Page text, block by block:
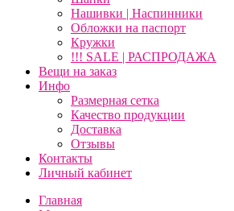
Нашивки | Наспинники
Обложки на паспорт
Кружки
!!! SALE | РАСПРОДАЖА
Вещи на заказ
Инфо
Размерная сетка
Качество продукции
Доставка
Отзывы
Контакты
Личный кабинет
Главная